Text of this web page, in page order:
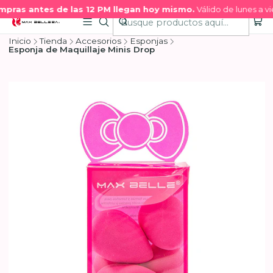
antes de las 12 PM llegan hoy mismo.Válido de lunes a
Inicio Tienda Accesorios
Esponjas
Esponja de Maquillaje Minis Drop